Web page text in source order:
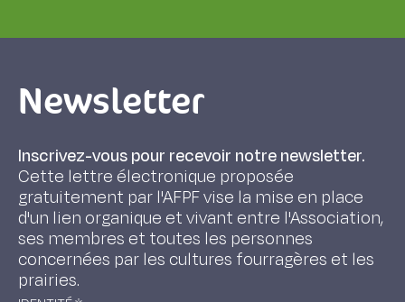
Newsletter
Inscrivez-vous pour recevoir notre newsletter.
Cette lettre électronique proposée
gratuitement par l'AFPF vise la mise en place
d'un lien organique et vivant entre l'Association,
ses membres et toutes les personnes
concernées par les cultures fourragères et les
prairies.